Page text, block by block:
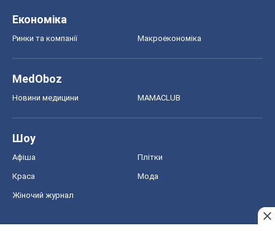
Економіка
Ринки та компанії Макроекономіка
MedOboz
Новини медицини MAMACLUB
Шоу
Афіша Плітки
Краса Мода
Жіночий журнал